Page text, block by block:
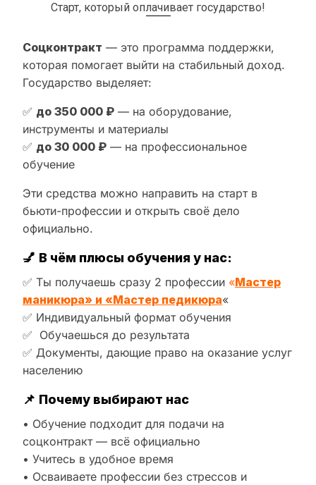
Старт, который оплачивает государство!
Соцконтракт — это программа поддержки,
которая помогает выйти на стабильный доход.
Государство выделяет:
✅ до 350 000 ₽ — на оборудование,
инструменты и материалы
✅ до 30 000 ₽ — на профессиональное
обучение
Эти средства можно направить на старт в
бьюти-профессии и открыть своё дело
официально.
💅 В чём плюсы обучения у нас:
✅ Ты получаешь сразу 2 профессии «Мастер
маникюра» и «Мастер педикюра«
✅ Индивидуальный формат обучения
✅ Обучаешься до результата
✅ Документы, дающие право на оказание услуг
населению
📌 Почему выбирают нас
• Обучение подходит для подачи на
соцконтракт — всё официально
• Учитесь в удобное время
• Осваиваете профессии без стрессов и